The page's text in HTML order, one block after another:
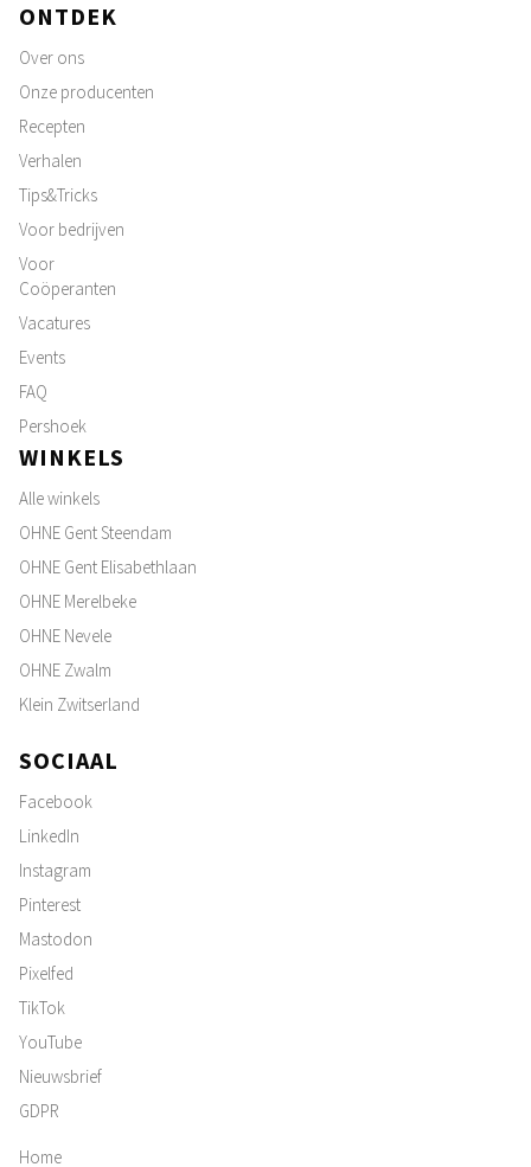
ONTDEK
Over ons
Onze producenten
Recepten
Verhalen
Tips&Tricks
Voor bedrijven
Voor
Coöperanten
Vacatures
Events
FAQ
Pershoek
WINKELS
Alle winkels
OHNE Gent Steendam
OHNE Gent Elisabethlaan
OHNE Merelbeke
OHNE Nevele
OHNE Zwalm
Klein Zwitserland
SOCIAAL
Facebook
LinkedIn
Instagram
Pinterest
Mastodon
Pixelfed
TikTok
YouTube
Nieuwsbrief
GDPR
Home